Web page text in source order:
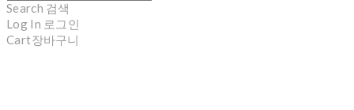
Search 검색
Log In 로그인
Cart장바구니